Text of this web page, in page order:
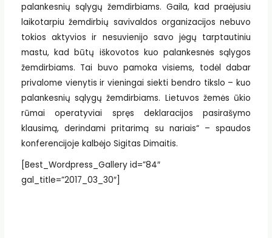
palankesnių sąlygų žemdirbiams. Gaila, kad praėjusiu
laikotarpiu žemdirbių savivaldos organizacijos nebuvo
tokios aktyvios ir nesuvienijo savo jėgų tarptautiniu
mastu, kad būtų iškovotos kuo palankesnės sąlygos
žemdirbiams. Tai buvo pamoka visiems, todėl dabar
privalome vienytis ir vieningai siekti bendro tikslo – kuo
palankesnių sąlygų žemdirbiams. Lietuvos žemės ūkio
rūmai operatyviai spręs deklaracijos pasirašymo
klausimą, derindami pritarimą su nariais“ – spaudos
konferencijoje kalbėjo Sigitas Dimaitis.
[Best_Wordpress_Gallery id=”84″
gal_title=”2017_03_30″]